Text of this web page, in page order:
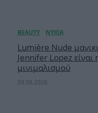
Lumière Nude
Jennifer Lopez είναι
μινιμαλισμού
09.08.2026